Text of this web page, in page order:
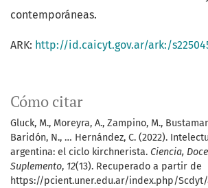
Cómo citar
Gluck, M., Moreyra, A., Zampino, M.,
Baridón, N., … Hernández, C. (2022).
argentina: el ciclo kirchnerista. Ciencia,
Suplemento, 12(13). Recuperado a partir de
https://pcient.uner.edu.ar/index.php/
contemporáneas.
ARK: http://id.caicyt.gov.ar/ark:/